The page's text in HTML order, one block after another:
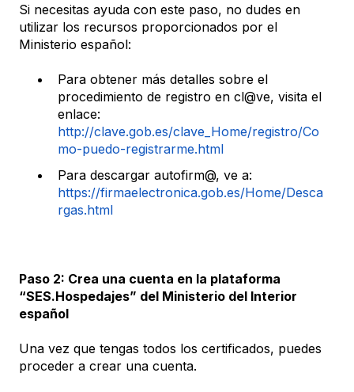
Si necesitas ayuda con este paso, no dudes en
utilizar los recursos proporcionados por el
Ministerio español:
Para obtener más detalles sobre el
procedimiento de registro en cl@ve, visita el
enlace:
http://clave.gob.es/clave_Home/registro/Co
mo-puedo-registrarme.html
Para descargar autofirm@, ve a:
https://firmaelectronica.gob.es/Home/Desca
rgas.html
Paso 2: Crea una cuenta en la plataforma
“SES.Hospedajes” del Ministerio del Interior
español
Una vez que tengas todos los certificados, puedes
proceder a crear una cuenta.